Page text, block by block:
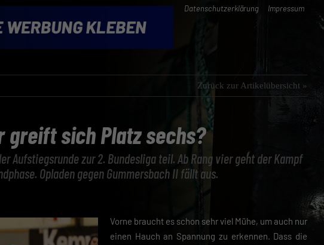
Datenschutzerklärung Impressum
Zurück zur Artikelübersicht »
greift sich Platz sechs?
Aufstiegsrunde zur 2. Bundesliga teil. Ab Rang vier geht der Kampf
Opladen gegen Gummersbach II fällt aus.
Vorne braucht es schon sehr viel Mühe, um auch nur
einen Hauch an Spannung zu erkennen. Dass die